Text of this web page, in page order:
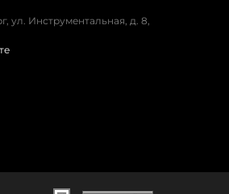
ул. Инструментальная, д. 8,